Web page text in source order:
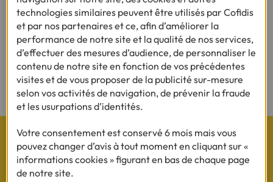
Rejoignez notre Espace Presse :
Consulter
technologies similaires peuvent être utilisés par Cofidis
et par nos partenaires et ce, afin d’améliorer la
performance de notre site et la qualité de nos services,
d’effectuer des mesures d’audience, de personnaliser le
contenu de notre site en fonction de vos précédentes
visites et de vous proposer de la publicité sur-mesure
selon vos activités de navigation, de prévenir la fraude
et les usurpations d’identités.
Votre consentement est conservé 6 mois mais vous
pouvez changer d’avis à tout moment en cliquant sur «
informations cookies » figurant en bas de chaque page
de notre site.